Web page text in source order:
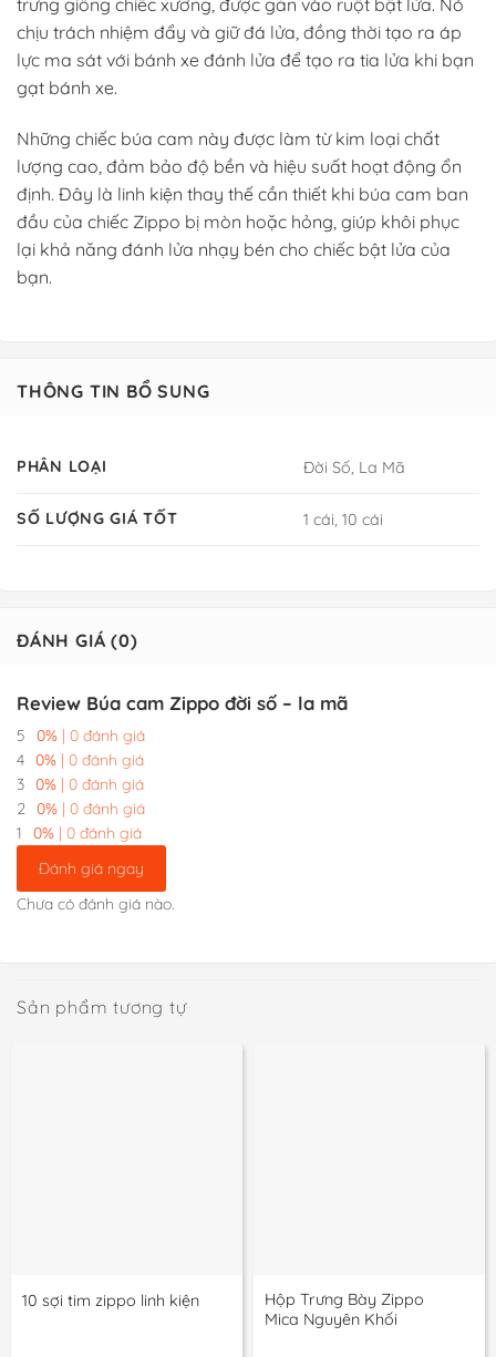
trưng giống chiếc xương, được gắn vào ruột bật lửa. Nó
chịu trách nhiệm đẩy và giữ đá lửa, đồng thời tạo ra áp
lực ma sát với bánh xe đánh lửa để tạo ra tia lửa khi bạn
gạt bánh xe.
Những chiếc búa cam này được làm từ kim loại chất
lượng cao, đảm bảo độ bền và hiệu suất hoạt động ổn
định. Đây là linh kiện thay thế cần thiết khi búa cam ban
đầu của chiếc Zippo bị mòn hoặc hỏng, giúp khôi phục
lại khả năng đánh lửa nhạy bén cho chiếc bật lửa của
bạn.
THÔNG TIN BỔ SUNG
PHÂN LOẠI Đời Số, La Mã
SỐ LƯỢNG GIÁ TỐT 1 cái, 10 cái
ĐÁNH GIÁ (0)
Review Búa cam Zippo đời số – la mã
5 0% | 0 đánh giá
4 0% | 0 đánh giá
3 0% | 0 đánh giá
2 0% | 0 đánh giá
1
0% | 0 đánh giá
Đánh giá ngay
Chưa có đánh giá nào.
Sản phẩm tương tự
10 sợi tim zippo linh kiện
Hộp Trưng Bày Zippo
Mica Nguyên Khối